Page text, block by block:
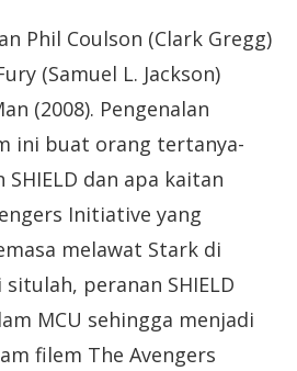
Phil Coulson (Clark Gregg)
(Samuel L. Jackson)
(2008). Pengenalan
ini buat orang tertanya-
dan apa kaitan
Initiative yang
melawat Stark di
peranan SHIELD
MCU sehingga menjadi
filem The Avengers